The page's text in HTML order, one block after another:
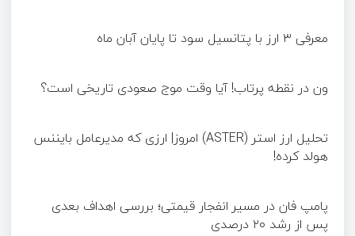
معرفی ۳ ارز با پتانسیل سود تا پایان آبان ماه
ون در نقطه پرتاب! آیا وقت موج صعودی تاریخی است؟
تحلیل ارز استر (ASTER) امروز| ارزی که مدیرعامل بایننس
هولد کرده!
پامپ فان در مسیر انفجار قیمتی؛ بررسی اهداف بعدی
پس از رشد ۲۰ درصدی